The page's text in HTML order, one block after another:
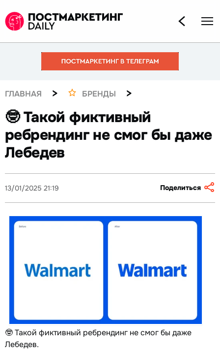
ГЛАВНАЯ > БРЕНДЫ >
🤓 Такой фиктивный
ребрендинг не смог бы даже
Лебедев
13/01/2025 21:19 Поделиться
🤓 Такой фиктивный ребрендинг не смог бы даже
Лебедев.